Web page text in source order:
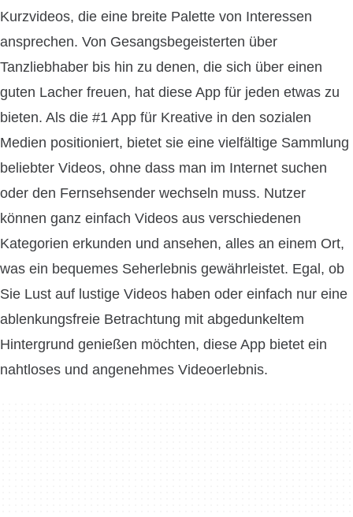
Kurzvideos, die eine breite Palette von Interessen
ansprechen. Von Gesangsbegeisterten über
Tanzliebhaber bis hin zu denen, die sich über einen
guten Lacher freuen, hat diese App für jeden etwas zu
bieten. Als die #1 App für Kreative in den sozialen
Medien positioniert, bietet sie eine vielfältige Sammlung
beliebter Videos, ohne dass man im Internet suchen
oder den Fernsehsender wechseln muss. Nutzer
können ganz einfach Videos aus verschiedenen
Kategorien erkunden und ansehen, alles an einem Ort,
was ein bequemes Seherlebnis gewährleistet. Egal, ob
Sie Lust auf lustige Videos haben oder einfach nur eine
ablenkungsfreie Betrachtung mit abgedunkeltem
Hintergrund genießen möchten, diese App bietet ein
nahtloses und angenehmes Videoerlebnis.